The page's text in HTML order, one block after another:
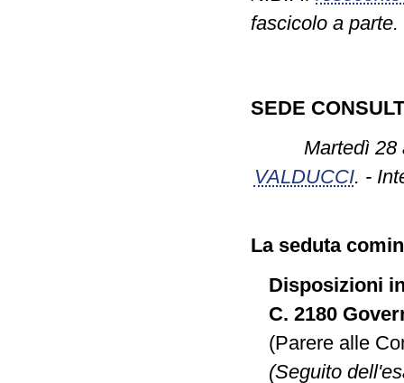
fascicolo a parte.
SEDE
Martedì 28
VALDUCCI. -
La seduta
Disposizioni
C. 2180
(Parere alle
(Seguito